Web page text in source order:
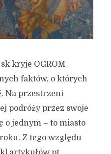
kryje OGROM
faktów, o których
Na przestrzeni
podróży przez swoje
o jednym – to miasto
Z tego względu